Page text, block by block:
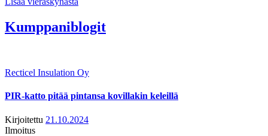
Kumppaniblogit
Recticel Insulation Oy
PIR-katto pitää pintansa kovillakin keleillä
Kirjoitettu 21.10.2024
Ilmoitus